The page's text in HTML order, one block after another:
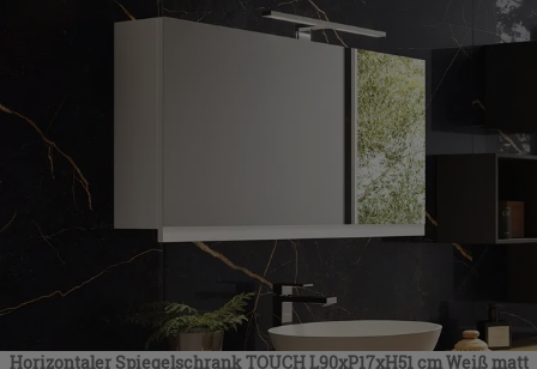
Horizontaler Spiegelschrank TOUCH L90xP17xH51 cm Weiß matt